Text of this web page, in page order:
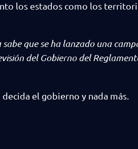
los estados como los
sabe que se ha lanzado una
del Gobierno del
el gobierno y nada más.